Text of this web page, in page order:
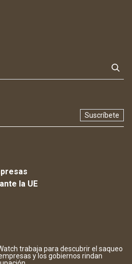
Suscríbete
la UE
trabaja para descubrir el saqueo
y los gobiernos rindan